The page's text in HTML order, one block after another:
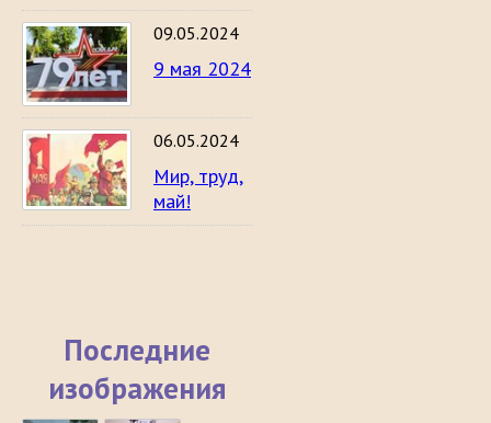
09.05.2024
9 мая 2024
06.05.2024
Мир, труд,
май!
Последние
изображения